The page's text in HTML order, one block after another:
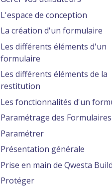
L'espace de conception
La création d'un formulaire
Les différents éléments d'un
formulaire
Les différents éléments de la
restitution
Les fonctionnalités d'un
Paramétrage des Formulaires
Paramétrer
Présentation générale
Prise en main de Qwesta
Protéger